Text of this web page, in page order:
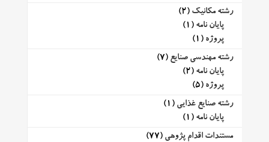
رشته مکانیک (2)
پایان نامه (1)
پروژه (1)
رشته مهندسی صنایع (7)
پایان نامه (2)
پروژه (5)
رشته صنایع غذایی (1)
پایان نامه (1)
مستندات اقدام پژوهی (77)